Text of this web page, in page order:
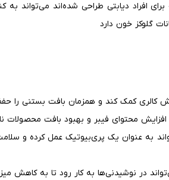
برای افراد دیابتی طراحی شده‌اند می‌تواند
گلوکز خون دارد
کالری کمک کند و همزمان بافت بستنی را
افزایش محتوای فیبر و بهبود بافت محصولات
به عنوان یک پری‌بیوتیک عمل کرده و
در نوشیدنی‌ها به کار رود تا به کاهش